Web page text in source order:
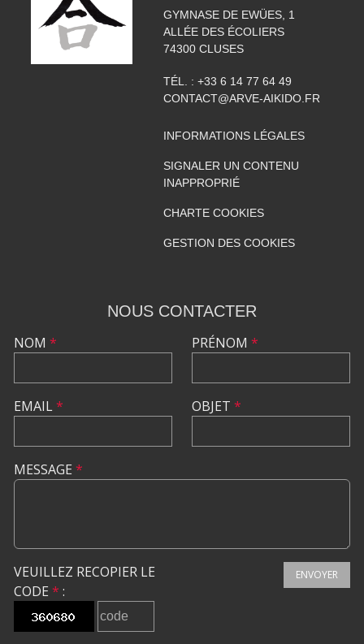
GYMNASE DE EWÜES, 1
ALLÉE DES ÉCOLIERS
74300 CLUSES
TÉL. : +33 6 14 77 64 49
CONTACT@ARVE-AIKIDO.FR
INFORMATIONS LÉGALES
SIGNALER UN CONTENU
INAPPROPRIÉ
CHARTE COOKIES
GESTION DES COOKIES
NOUS CONTACTER
NOM *
EMAIL*
PRÉNOM *
OBJET *
MESSAGE *
VEUILLEZ RECOPIER LE
CODE * :
ENVOYER